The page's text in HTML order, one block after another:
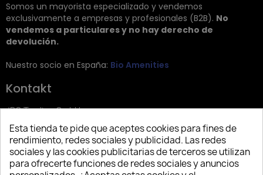
Somos un mayorista especializado y vendemos
exclusivamente a empresas y profesionales (B2B). No
vendemos a particulares y no hay derecho de
devolución.
Nuestro socio en España: Bio Amenities
Kontakt
JRG Trading GmbH
Zietenstr. 9
12244 Berlin
Tel: +49 (0)30 2357 3470
Esta tienda te pide que aceptes cookies para fines de
rendimiento, redes sociales y publicidad. Las redes
sociales y las cookies publicitarias de terceros se utilizan
para ofrecerte funciones de redes sociales y anuncios